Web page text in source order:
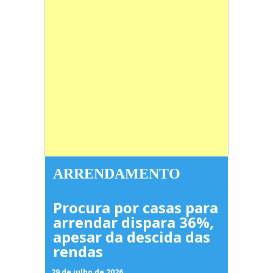
ARRENDAMENTO
Procura por casas para
arrendar dispara 36%,
apesar da descida das
rendas